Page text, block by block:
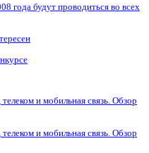
года будут проводиться во всех
и мобильная связь. Обзор
и мобильная связь. Обзор